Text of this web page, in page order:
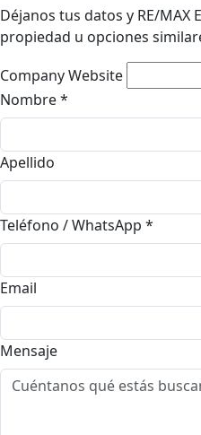
Déjanos tus datos y RE/MAX
propiedad u opciones
Company Website
Nombre*
Apellido
Teléfono / WhatsApp *
Email
Mensaje